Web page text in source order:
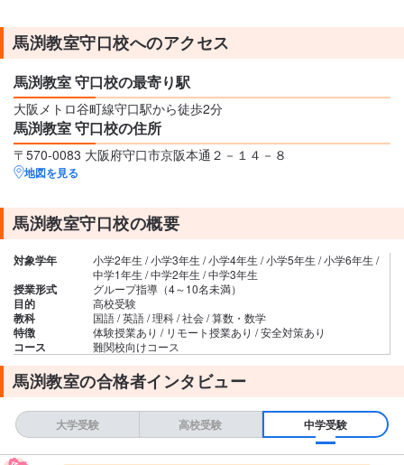
馬渕教室守口校へのアクセス
馬渕教室 守口校の最寄り駅
大阪メトロ谷町線守口駅から徒歩2分
馬渕教室 守口校の住所
〒570-0083 大阪府守口市京阪本通２－１４－８
地図を見る
馬渕教室守口校の概要
対象学年
小学2年生 / 小学3年生 / 小学4年生 / 小学5年生 / 小学6年生 /
中学1年生 / 中学2年生 / 中学3年生
授業形式 グループ指導（4～10名未満）
目的 高校受験
教科 国語 / 英語 / 理科 / 社会 / 算数・数学
特徴 体験授業あり / リモート授業あり / 安全対策あり
コース 難関校向けコース
馬渕教室の合格者インタビュー
大学受験 高校受験 中学受験